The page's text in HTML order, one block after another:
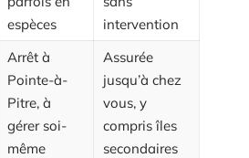
espèces
intervention
Arrêt à
Pointe-à-
Pitre, à
gérer soi-
même
Assurée
jusqu’à chez
vous, y
compris îles
secondaires